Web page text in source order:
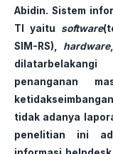
Abidin. Sistem
TI yaitu software
SIM-RS), hardware
penanganan
tidak adanya
penelitian ini